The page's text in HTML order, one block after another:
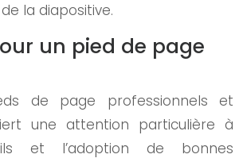
la diapositive.
un pied de page
de page professionnels et
une attention particulière à
et l’adoption de bonnes